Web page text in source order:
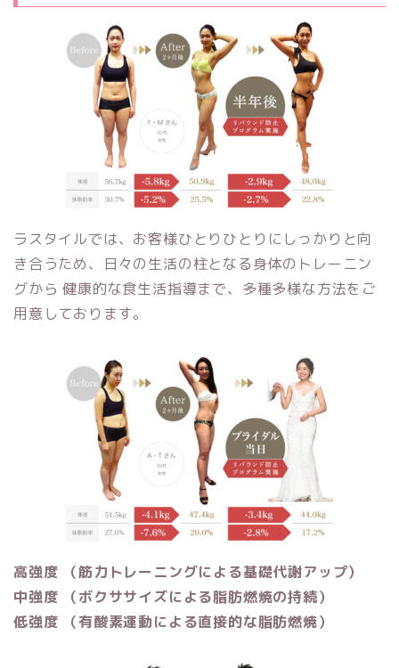
ラスタイルでは、お客様ひとりひとりにしっかりと向
き合うため、日々の生活の柱となる身体のトレーニン
グから 健康的な食生活指導まで、多種多様な方法をご
用意しております。
高強度 （筋力トレーニングによる基礎代謝アップ）
中強度 （ボクササイズによる脂肪燃焼の持続）
低強度 （有酸素運動による直接的な脂肪燃焼）